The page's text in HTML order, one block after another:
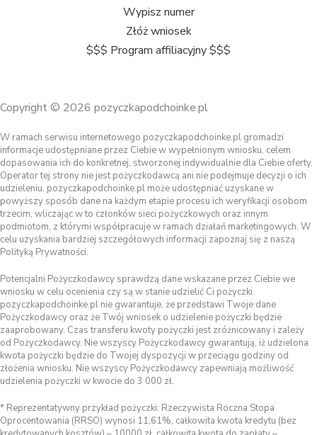
Wypisz numer
Złóż wniosek
$$$ Program affiliacyjny $$$
Copyright © 2026 pozyczkapodchoinke.pl
W ramach serwisu internetowego pozyczkapodchoinke.pl gromadzi
informacje udostępniane przez Ciebie w wypełnionym wniosku, celem
dopasowania ich do konkretnej, stworzonej indywidualnie dla Ciebie oferty.
Operator tej strony nie jest pożyczkodawcą ani nie podejmuje decyzji o ich
udzieleniu. pozyczkapodchoinke.pl może udostępniać uzyskane w
powyższy sposób dane na każdym etapie procesu ich weryfikacji osobom
trzecim, wliczając w to członków sieci pożyczkowych oraz innym
podmiotom, z którymi współpracuje w ramach działań marketingowych. W
celu uzyskania bardziej szczegółowych informacji zapoznaj się z naszą
Polityką Prywatności.
Potencjalni Pożyczkodawcy sprawdzą dane wskazane przez Ciebie we
wniosku w celu ocenienia czy są w stanie udzielić Ci pożyczki.
pozyczkapodchoinke.pl nie gwarantuje, że przedstawi Twoje dane
Pożyczkodawcy oraz że Twój wniosek o udzielenie pożyczki będzie
zaaprobowany. Czas transferu kwoty pożyczki jest zróżnicowany i zależy
od Pożyczkodawcy. Nie wszyscy Pożyczkodawcy gwarantują, iż udzielona
kwota pożyczki będzie do Twojej dyspozycji w przeciągu godziny od
złożenia wniosku. Nie wszyscy Pożyczkodawcy zapewniają możliwość
udzielenia pożyczki w kwocie do 3 000 zł.
* Reprezentatywny przykład pożyczki: Rzeczywista Roczna Stopa
Oprocentowania (RRSO) wynosi 11,61%, całkowita kwota kredytu (bez